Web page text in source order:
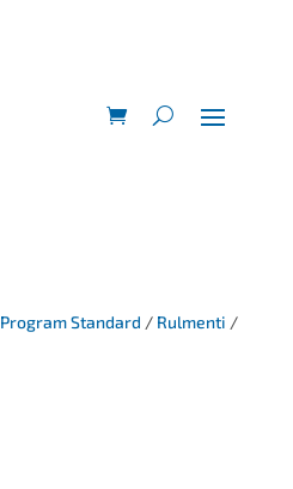
Program Standard / Rulmenti /